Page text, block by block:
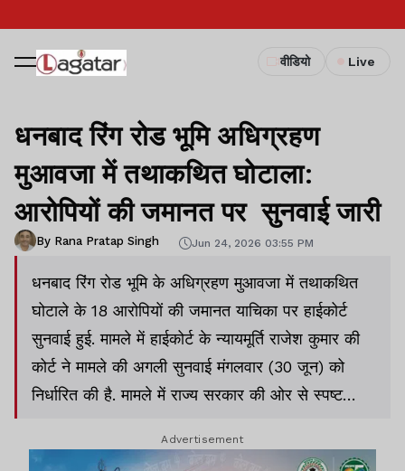
वीडियो Live
धनबाद रिंग रोड भूमि अधिग्रहण
मुआवजा में तथाकथित घोटाला:
आरोपियों की जमानत पर सुनवाई जारी
By Rana Pratap Singh Jun 24, 2026 03:55 PM
धनबाद रिंग रोड भूमि के अधिग्रहण मुआवजा में तथाकथित
घोटाले के 18 आरोपियों की जमानत याचिका पर हाईकोर्ट
सुनवाई हुई. मामले में हाईकोर्ट के न्यायमूर्ति राजेश कुमार की
कोर्ट ने मामले की अगली सुनवाई मंगलवार (30 जून) को
निर्धारित की है. मामले में राज्य सरकार की ओर से स्पष्ट
जवाब तलब किया. जिसपर अगली सुनवाई में सरकार को
Advertisement